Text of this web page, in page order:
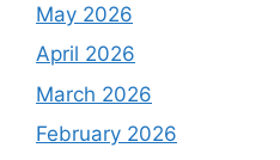
May 2026
April 2026
March 2026
February 2026